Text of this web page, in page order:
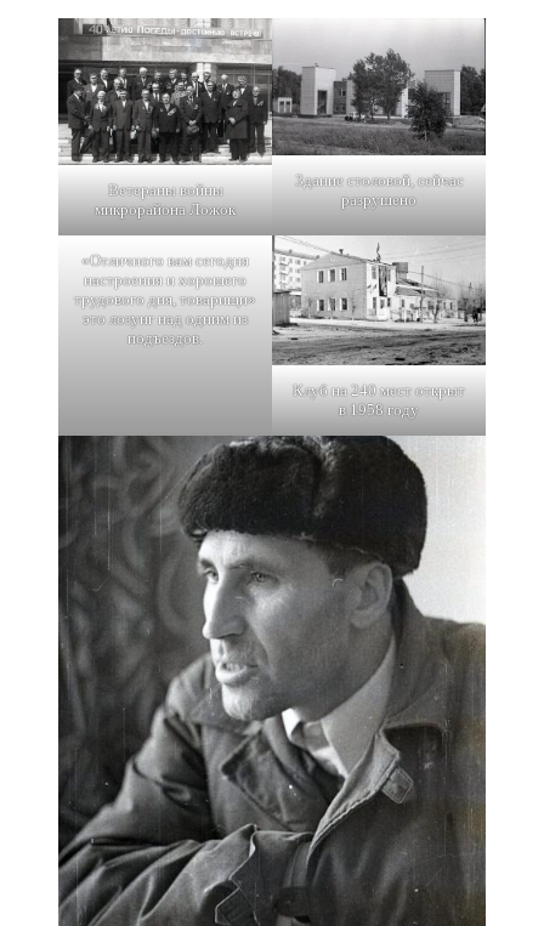
Ветераны войны
микрорайона Ложок
Здание столовой, сейчас
разрушено
«Отличного вам сегодня
настроения и хорошего
трудового дня, товарищи»
это лозунг над одним из
подъездов.
Клуб на 240 мест открыт
в 1958 году